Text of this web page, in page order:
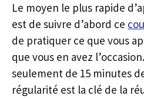
Le moyen le plus rapide
est de suivre d’abord ce
de pratiquer ce que vous
que vous en avez
seulement de 15 minutes
régularité est la clé de la